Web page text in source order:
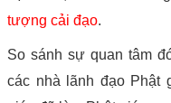
tượng cải đạo.
So sánh sự quan tâm
các nhà lãnh đạo Phật